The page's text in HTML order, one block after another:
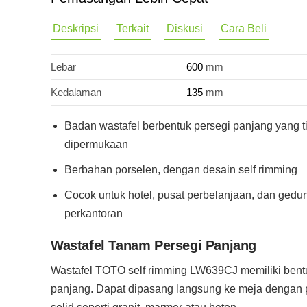
Deskripsi Terkait Diskusi Cara Beli
Lebar 600 mm
Kedalaman 135 mm
Badan wastafel berbentuk persegi panjang yang
dipermukaan
Berbahan porselen, dengan desain self rimming
Cocok untuk hotel, pusat perbelanjaan, dan
perkantoran
Wastafel Tanam Persegi Panjang
Wastafel TOTO self rimming LW639CJ memiliki
panjang. Dapat dipasang langsung ke meja dengan